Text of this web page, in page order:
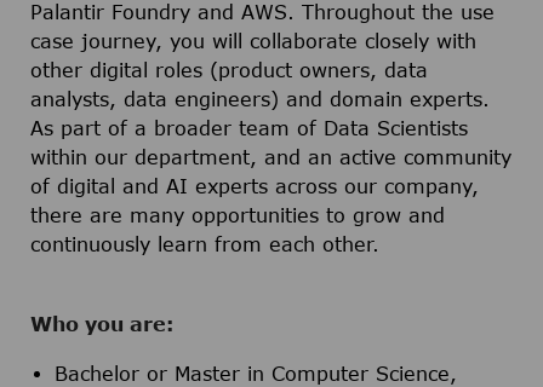
Palantir Foundry and AWS. Throughout the use
case journey, you will collaborate closely with
other digital roles (product owners, data
analysts, data engineers) and domain experts.
As part of a broader team of Data Scientists
within our department, and an active community
of digital and AI experts across our company,
there are many opportunities to grow and
continuously learn from each other.
Who you are:
Bachelor or Master in Computer Science,